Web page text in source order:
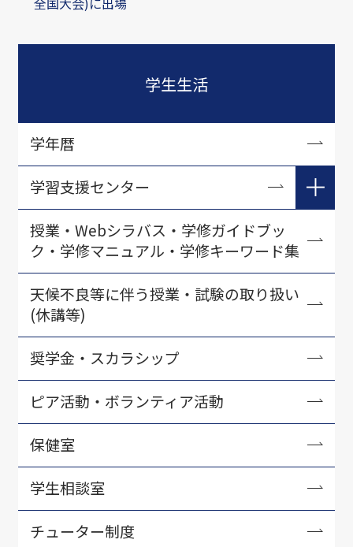
学生生活
学年暦
学習支援センター
在学生向け学習支援
入学準備学習プログラム
初年次教育に関する教材開発
教育力アップセミナー
LSCセミナー
学習支援センター刊行物
授業・Webシラバス・学修ガイドブッ
ク・学修マニュアル・学修キーワード集
天候不良等に伴う授業・試験の取り扱い
(休講等)
奨学金・スカラシップ
ピア活動・ボランティア活動
保健室
学生相談室
チューター制度